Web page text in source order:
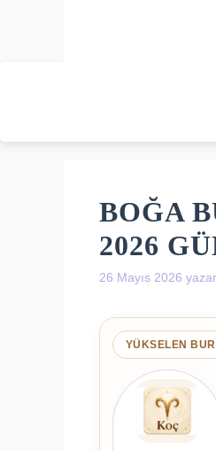
BOĞA
2026
26 Mayıs 2026 yazar
YÜKSELEN